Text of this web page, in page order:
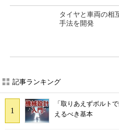
タイヤと車両の相
手法を開発
記事ランキング
「取りあえずボルト
えるべき基本